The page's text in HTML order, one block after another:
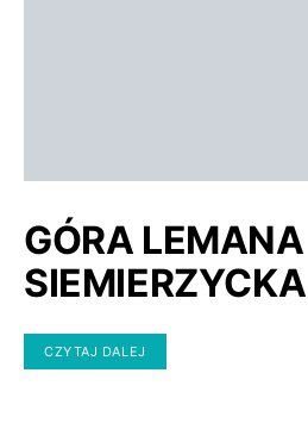
GÓRA
SIEMIERZYCKA
CZYTAJ DALEJ